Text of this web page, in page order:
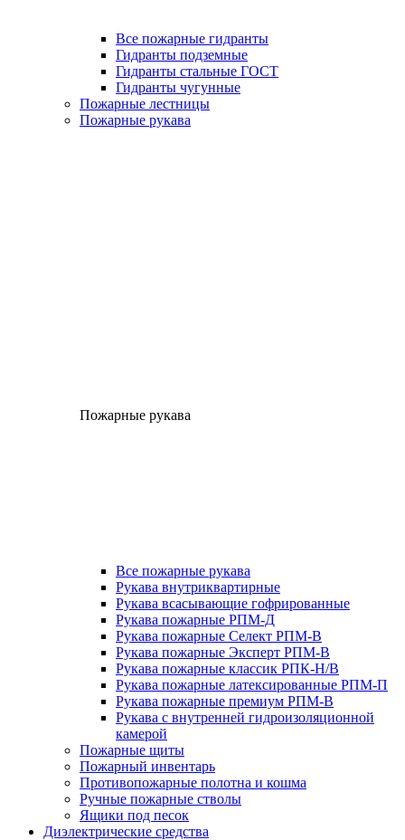
Все пожарные гидранты
Гидранты подземные
Гидранты стальные ГОСТ
Гидранты чугунные
Пожарные лестницы
Пожарные рукава
Пожарные рукава
Все пожарные рукава
Рукава внутриквартирные
Рукава всасывающие гофрированные
Рукава пожарные РПМ-Д
Рукава пожарные Селект РПМ-В
Рукава пожарные Эксперт РПМ-В
Рукава пожарные классик РПК-Н/В
Рукава пожарные латексированные РПМ-П
Рукава пожарные премиум РПМ-В
Рукава с внутренней гидроизоляционной
камерой
Пожарные щиты
Пожарный инвентарь
Противопожарные полотна и кошма
Ручные пожарные стволы
Ящики под песок
Диэлектрические средства